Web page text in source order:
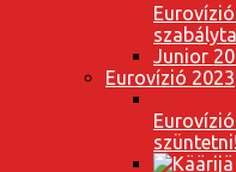
Junior
Eurovízió 2023
szüntetni!